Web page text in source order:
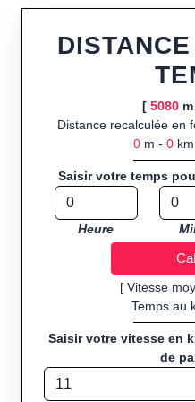
Fonctionnalités
ou import de fichier GPX,
(ajustée à la topographie),
profil d’élévation avec
route GPX, KML (plat ou
intégrés de calories
strong>
préparant
d’événements partageant
GPS souhaitant
Sports et activités
pied, cyclisme (vélo), VTT,
[ 5080m
Distance recalculée en
0 m - 0
Saisir votre temps
Heure
[ Vitesse
Temps au
Saisir votre vitesse en
de